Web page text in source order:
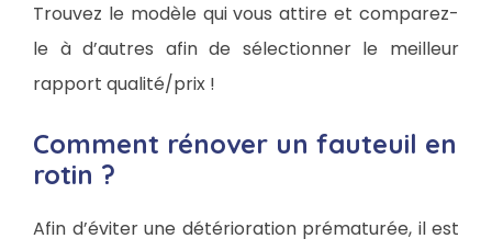
Trouvez le modèle qui vous attire et comparez-
le à d’autres afin de sélectionner le meilleur
rapport qualité/prix !
Comment rénover un fauteuil en
rotin ?
Afin d’éviter une détérioration prématurée, il est